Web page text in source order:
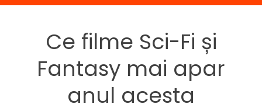
Ce filme Sci-Fi și
Fantasy mai apar
anul acesta